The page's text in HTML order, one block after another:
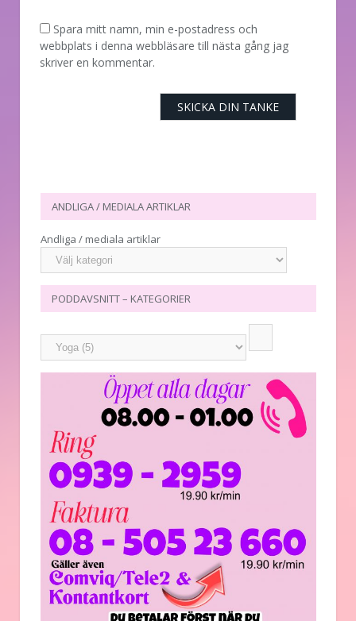
Spara mitt namn, min e-postadress och
webbplats i denna webbläsare till nästa gång jag
skriver en kommentar.
ANDLIGA / MEDIALA ARTIKLAR
Andliga / mediala artiklar
PODDAVSNITT – KATEGORIER